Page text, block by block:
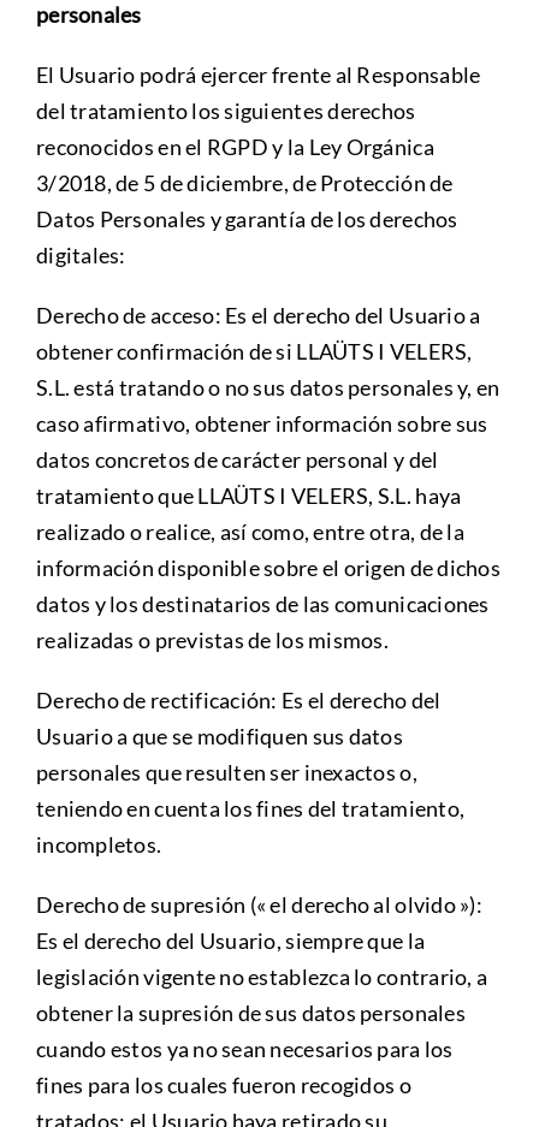
personales
El Usuario podrá ejercer frente al Responsable
del tratamiento los siguientes derechos
reconocidos en el RGPD y la Ley Orgánica
3/2018, de 5 de diciembre, de Protección de
Datos Personales y garantía de los derechos
digitales:
Derecho de acceso: Es el derecho del Usuario a
obtener confirmación de si LLAÜTS I VELERS,
S.L. está tratando o no sus datos personales y, en
caso afirmativo, obtener información sobre sus
datos concretos de carácter personal y del
tratamiento que LLAÜTS I VELERS, S.L. haya
realizado o realice, así como, entre otra, de la
información disponible sobre el origen de dichos
datos y los destinatarios de las comunicaciones
realizadas o previstas de los mismos.
Derecho de rectificación: Es el derecho del
Usuario a que se modifiquen sus datos
personales que resulten ser inexactos o,
teniendo en cuenta los fines del tratamiento,
incompletos.
Derecho de supresión (« el derecho al olvido »):
Es el derecho del Usuario, siempre que la
legislación vigente no establezca lo contrario, a
obtener la supresión de sus datos personales
cuando estos ya no sean necesarios para los
fines para los cuales fueron recogidos o
tratados; el Usuario haya retirado su